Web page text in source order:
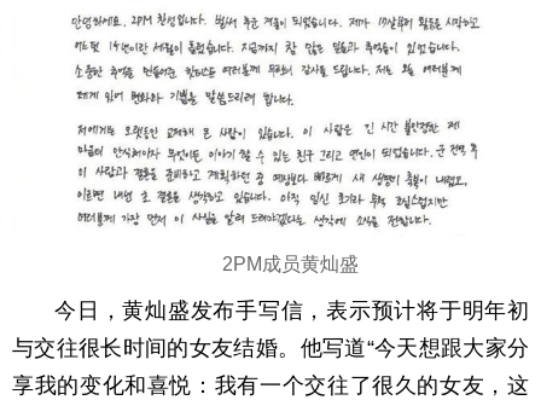
2PM成员黄灿盛
今日，黄灿盛发布手写信，表示预计将于明年初
与交往很长时间的女友结婚。他写道“今天想跟大家分
享我的变化和喜悦：我有一个交往了很久的女友，这